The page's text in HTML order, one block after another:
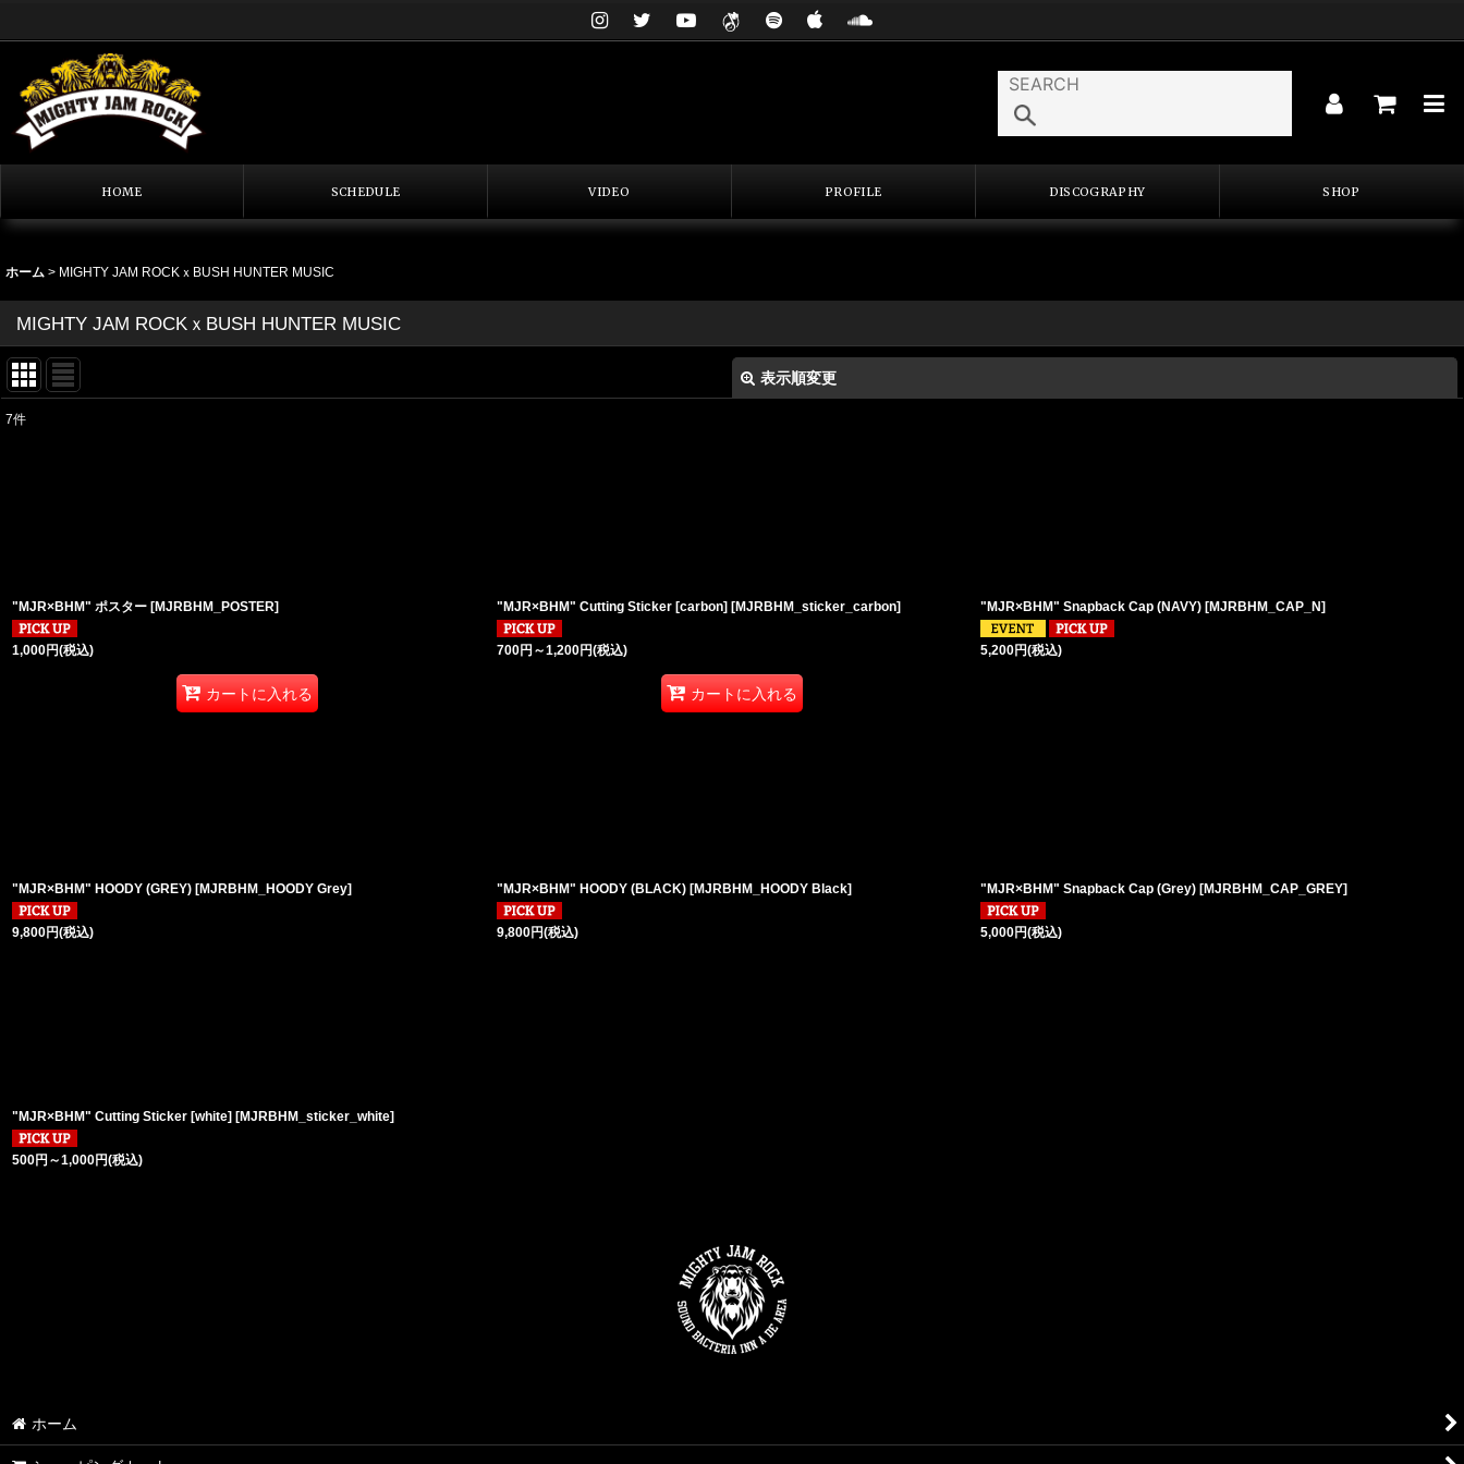
HOME SCHEDULE VIDEO PROFILE DISCOGRAPHY SHOP
ホーム > MIGHTY JAM ROCKｘBUSH HUNTER MUSIC
MIGHTY JAM ROCKｘBUSH HUNTER MUSIC
表示順変更
7件
"MJR×BHM" ポスター [MJRBHM_POSTER]
1,000円(税込)
カートに入れる
"MJR×BHM" Cutting Sticker [carbon] [MJRBHM_sticker_carbon]
700円 ～1,200円(税込)
カートに入れる
"MJR×BHM" Snapback Cap (NAVY) [MJRBHM_CAP_N]
5,200円(税込)
"MJR×BHM" HOODY (GREY) [MJRBHM_HOODY Grey]
9,800円(税込)
"MJR×BHM" HOODY (BLACK) [MJRBHM_HOODY Black]
9,800円(税込)
"MJR×BHM" Snapback Cap (Grey) [MJRBHM_CAP_GREY]
5,000円(税込)
"MJR×BHM" Cutting Sticker [white] [MJRBHM_sticker_white]
500円 ～1,000円(税込)
ホーム